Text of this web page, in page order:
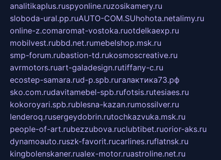
analitikaplus.ruspyonline.ruzosikamery.ru
sloboda-ural.pp.ruAUTO-COM.SUhohota.netalimy.ru
online-z.comaromat-vostoka.ruotdelkaexp.ru
mobilvest.rubbd.net.rumebelshop.msk.ru
smp-forum.rubastion-td.rukosmoscreative.ru
avrmotors.ruart-galadesign.rutiffany-c.ru
ecostep-samara.rud-p.spb.ruгалактика73.рф
sko.com.rudavitamebel-spb.rufotsis.rutesiaes.ru
kokoroyari.spb.rublesna-kazan.rumossilver.ru
lenderoq.rusergeydobrin.rutochkazvuka.msk.ru
people-of-art.rubezzubova.ruclubtibet.ruorior-aks.ru
dynamoauto.ruszk-favorit.rucarlines.ruflatnsk.ru
kingbolenskaner.rualex-motor.ruastroline.net.ru